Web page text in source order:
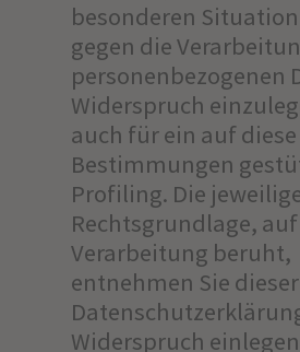
besonderen
gegen die
personenbezogenen
Widerspruch
auch für ein auf diese
Bestimmungen
Profiling. Die
Rechtsgrundlage,
Verarbeitung beruht,
entnehmen Sie dieser
Widerspruch